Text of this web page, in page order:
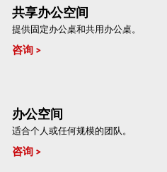
共享办公空间
提供固定办公桌和共用办公桌。
咨询
办公空间
适合个人或任何规模的团队。
咨询